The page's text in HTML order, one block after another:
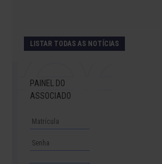
LISTAR TODAS AS NOTÍCIAS
PAINEL DO
ASSOCIADO